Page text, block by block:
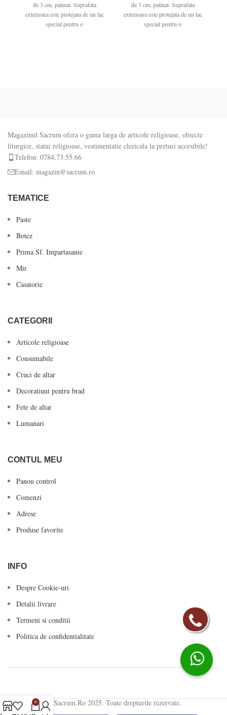
de 3 cm, patinat. Suprafata
exterioara este protejata de un lac
special pentru o
de 3 cm, patinat. Suprafata
exterioara este protejata de un lac
special pentru o
Magazinul Sacrum ofera o gama larga de articole religioase, obiecte
liturgice, statui religioase, vestimentatie clericala la preturi accesibile!
Telefon: 0784.73.55.66
Email: magazin@sacrum.ro
TEMATICE
Paste
Botez
Prima Sf. Impartasanie
Mir
Casatorie
CATEGORII
Articole religioase
Consumabile
Cruci de altar
Decoratiuni pentru brad
Fete de altar
Lumanari
CONTUL MEU
Panou control
Comenzi
Adrese
Produse favorite
INFO
Despre Cookie-uri
Detalii livrare
Termeni si conditii
Politica de confidentialitate
© Sacrum.Ro 2025. Toate drepturile rezervate.
0